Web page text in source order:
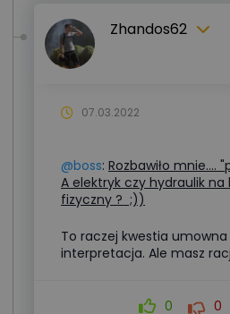
Zhandos62
07.03.2022
@boss: Rozbawiło mnie....
A elektryk czy hydraulik
fizyczny ? ;))
To raczej kwestia
interpretacja. Ale masz
0 0